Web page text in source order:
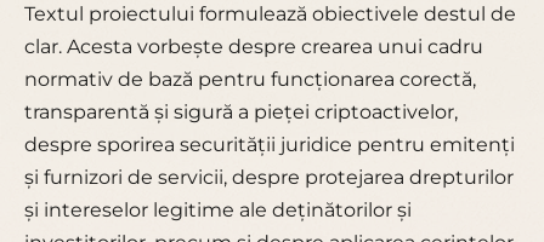
Textul proiectului formulează obiectivele destul de
clar. Acesta vorbește despre crearea unui cadru
normativ de bază pentru funcționarea corectă,
transparentă și sigură a pieței criptoactivelor,
despre sporirea securității juridice pentru emitenți
și furnizori de servicii, despre protejarea drepturilor
și intereselor legitime ale deținătorilor și